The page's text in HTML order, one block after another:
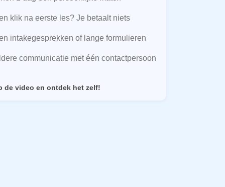
klik na eerste les? Je betaalt niets
intakegesprekken of lange formulieren
communicatie met één contactpersoon
de video en ontdek het zelf!